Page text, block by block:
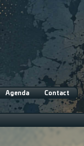
Agenda Contact